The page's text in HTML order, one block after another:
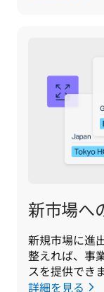
新市場へ
新規市場に進
整えれば、事
スを提供できま
詳細を見る